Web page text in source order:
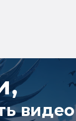
видео